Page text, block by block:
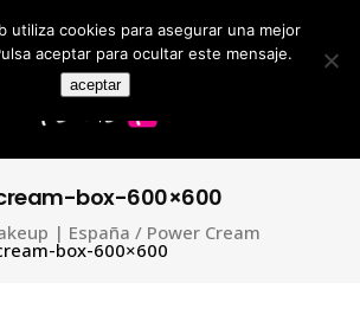
box-600×600
| España / Power Cream
box-600×600
utiliza cookies para asegurar una mejor
aceptar para ocultar este mensaje.
aceptar